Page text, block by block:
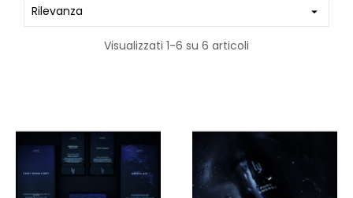
Rilevanza 
Visualizzati 1-6 su 6 articoli